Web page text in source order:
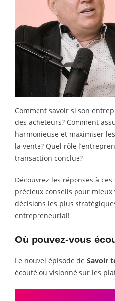
Comment savoir si son
des acheteurs? Comment
harmonieuse et maximiser
la vente? Quel rôle
transaction conclue?
Découvrez les réponses à
précieux conseils pour mieux
décisions les plus
entrepreneurial!
Où pouvez-vous
Le nouvel épisode de Savoir
écouté ou visionné sur les